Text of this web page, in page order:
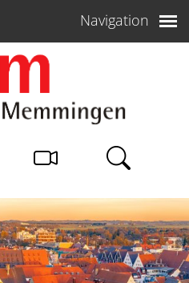
Navigation